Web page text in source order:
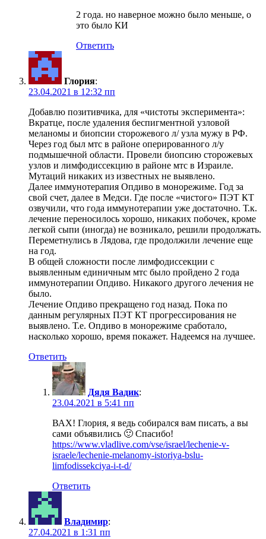
2 года. но наверное можно было меньше, о
это было КИ
Ответить
Глория:
23.04.2021 в 12:32 пп
Добавлю позитивчика, для «чистоты эксперимента»:
Вкратце, после удаления беспигментной узловой
меланомы и биопсии сторожевого л/ узла мужу в РФ.
Через год был мтс в районе оперированного л/у
подмышечной области. Провели биопсию сторожевых
узлов и лимфодиссекцию в районе мтс в Израиле.
Мутаций никаких из известных не выявлено.
Далее иммунотерапия Опдиво в монорежиме. Год за
свой счет, далее в Медси. Где после «чистого» ПЭТ КТ
озвучили, что года иммунотерапии уже достаточно. Т.к.
лечение переносилось хорошо, никаких побочек, кроме
легкой сыпи (иногда) не возникало, решили продолжать.
Переметнулись в Лядова, где продолжили лечение еще
на год.
В общей сложности после лимфодиссекции с
выявленным единичным мтс было пройдено 2 года
иммунотерапии Опдиво. Никакого другого лечения не
было.
Лечение Опдиво прекращено год назад. Пока по
данным регулярных ПЭТ КТ прогрессирования не
выявлено. Т.е. Опдиво в монорежиме сработало,
насколько хорошо, время покажет. Надеемся на лучшее.
Ответить
Дядя Вадик:
23.04.2021 в 5:41 пп
ВАХ! Глория, я ведь собирался вам писать, а вы
сами объявились 🙂 Спасибо!
https://www.vladlive.com/vse/israel/lechenie-v-
israele/lechenie-melanomy-istoriya-bslu-
limfodissekciya-i-t-d/
Ответить
Владимир:
27.04.2021 в 1:31 пп